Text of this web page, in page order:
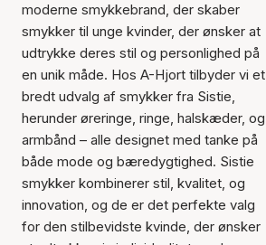
moderne smykkebrand, der skaber
smykker til unge kvinder, der ønsker at
udtrykke deres stil og personlighed på
en unik måde. Hos A-Hjort tilbyder vi et
bredt udvalg af smykker fra Sistie,
herunder øreringe, ringe, halskæder, og
armbånd – alle designet med tanke på
både mode og bæredygtighed. Sistie
smykker kombinerer stil, kvalitet, og
innovation, og de er det perfekte valg
for den stilbevidste kvinde, der ønsker